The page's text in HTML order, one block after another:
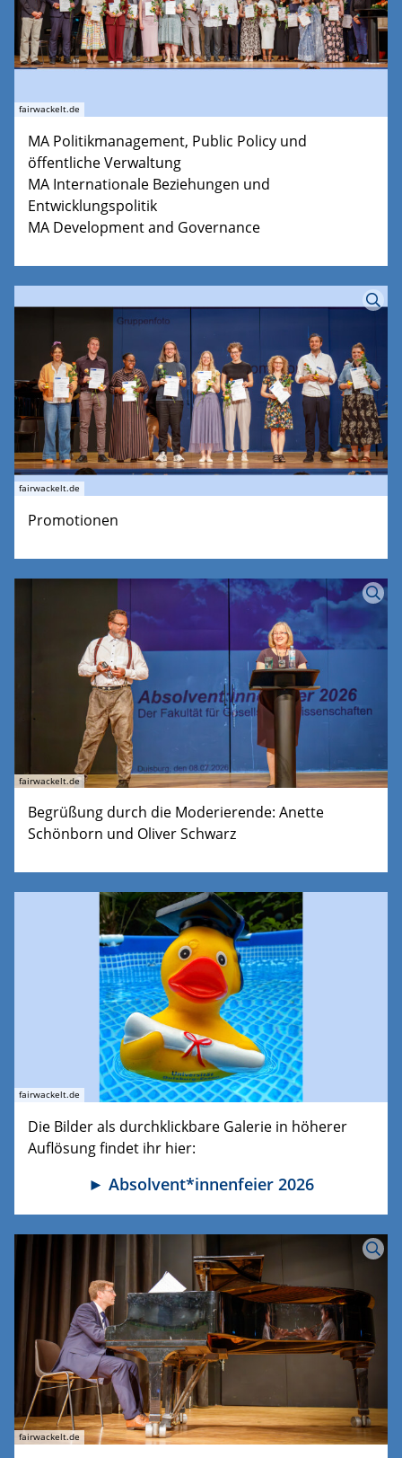
fairwackelt.de
MA Politikmanagement, Public Policy und
öffentliche Verwaltung
MA Internationale Beziehungen und
Entwicklungspolitik
MA Development and Governance
fairwackelt.de
Promotionen
fairwackelt.de
Begrüßung durch die Moderierende: Anette
Schönborn und Oliver Schwarz
fairwackelt.de
Die Bilder als durchklickbare Galerie in höherer
Auflösung findet ihr hier:
► Absolvent*innenfeier 2026
fairwackelt.de